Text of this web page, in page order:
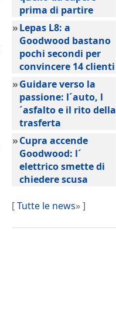
prima di partire
»Lepas L8: a
Goodwood bastano
pochi secondi per
convincere 14 clienti
»Guidare verso la
passione: l´auto, l
´asfalto e il rito della
trasferta
»Cupra accende
Goodwood: l´
elettrico smette di
chiedere scusa
[Tutte le news» ]